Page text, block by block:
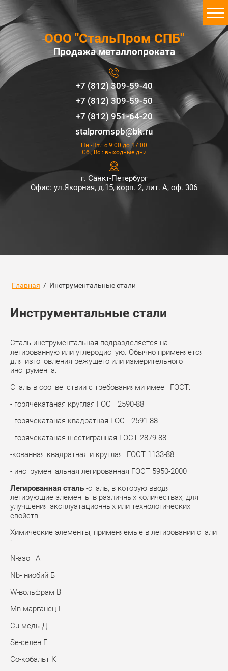
ООО "СтальПром СПБ"
Продажа металлопроката
+7 (812) 309-59-40
+7 (812) 309-59-50
+7 (812) 951-64-20
stalpromspb@bk.ru
Пн.-Пт.: с 9:00 до 17:00
Сб., Вс.: выходные дни
г. Санкт-Петербург
Офис: ул.Якорная, д.15, корп. 2, лит. А, оф. 306
Главная / Инструментальные стали
Инструментальные стали
Сталь инструментальная подразделяется на
легированную или углеродистую. Обычно применяется
для изготовления режущего или измерительного
инструмента.
Сталь в соответствии с требованиями имеет ГОСТ:
- горячекатаная круглая ГОСТ 2590-88
- горячекатаная квадратная ГОСТ 2591-88
- горячекатаная шестигранная ГОСТ 2879-88
-кованная квадратная и круглая ГОСТ 1133-88
- инструментальная легированная ГОСТ 5950-2000
Легированная сталь -сталь, в которую вводят
легирующие элементы в различных количествах, для
улучшения эксплуатационных или технологических
свойств.
Химические элементы, применяемые в легировании стали
:
N-азот А
Nb- ниобий Б
W-вольфрам В
Mn-марганец Г
Cu-медь Д
Se-селен Е
Co-кобальт К